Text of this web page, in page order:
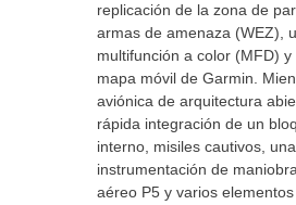
replicación de la zona de
armas de amenaza (WEZ),
multifunción a color (MFD)
mapa móvil de Garmin.
aviónica de arquitectura
rápida integración de un
interno, misiles cautivos,
instrumentación de
aéreo P5 y varios